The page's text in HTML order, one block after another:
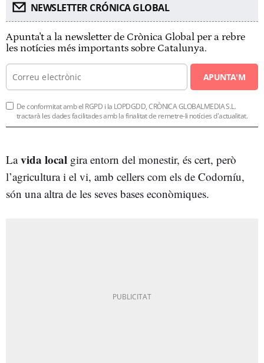
NEWSLETTER CRÓNICA GLOBAL
Apunta't a la newsletter de Crònica Global per a rebre
les notícies més importants sobre Catalunya.
APUNTA'M
De conformitat amb el RGPD i la LOPDGDD, CRÒNICA GLOBALMEDIA S.L.
tractarà les dades facilitades amb la finalitat de remetre-li notícies d'actualitat.
Lavida local gira entorn del monestir, és cert, però
l’agricultura i el vi, amb cellers com els de Codorníu,
són una altra de les seves bases econòmiques.